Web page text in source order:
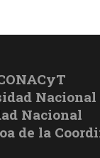
Nacional
Nacional
de la